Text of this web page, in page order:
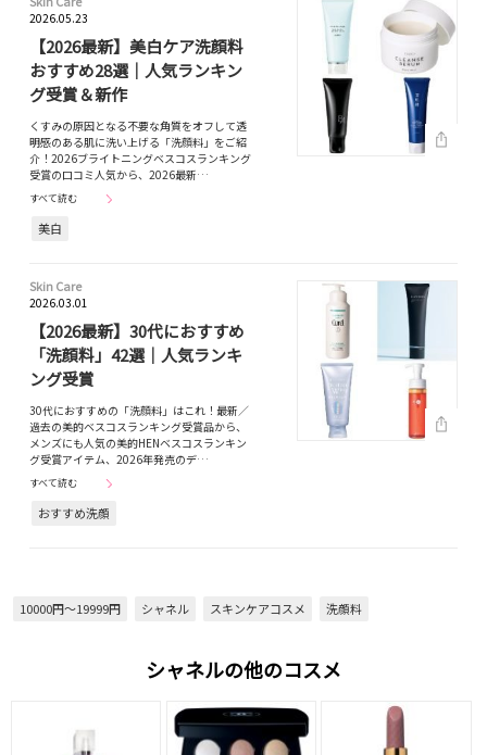
2026.05.23
【2026最新】美白ケア洗顔料
おすすめ28選｜人気ランキン
グ受賞＆新作
くすみの原因となる不要な角質をオフして透
明感のある肌に洗い上げる「洗顔料」をご紹
介！2026ブライトニングベスコスランキング
受賞の口コミ人気から、2026最新…
すべて読む
美白
Skin Care
2026.03.01
【2026最新】30代におすすめ
「洗顔料」42選｜人気ランキ
ング受賞
30代におすすめの「洗顔料」はこれ！最新／
過去の美的ベスコスランキング受賞品から、
メンズにも人気の美的HENベスコスランキン
グ受賞アイテム、2026年発売のデ…
すべて読む
おすすめ洗顔
10000円～19999円 シャネル スキンケアコスメ 洗顔料
シャネルの他のコスメ